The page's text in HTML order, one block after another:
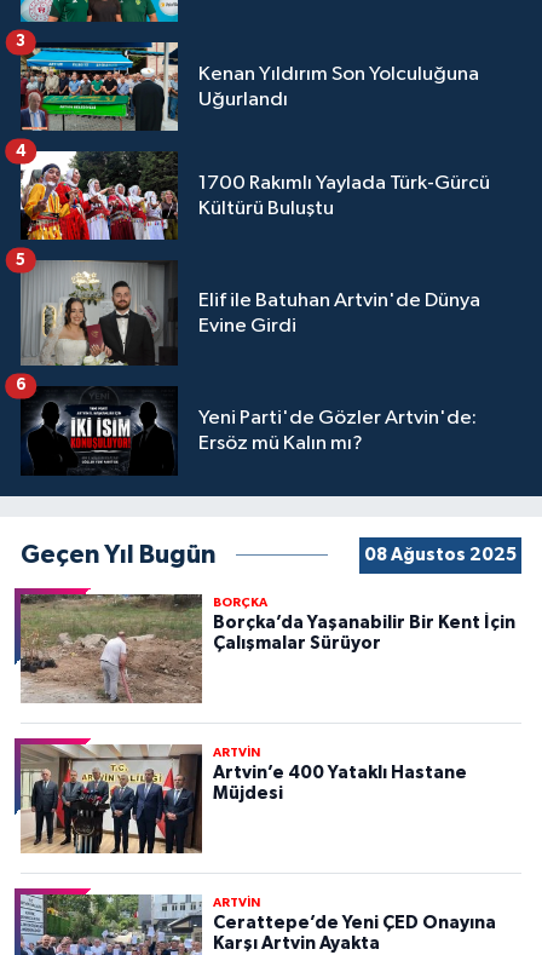
Kenan Yıldırım Son Yolculuğuna
Uğurlandı
3
1700 Rakımlı Yaylada Türk-Gürcü
Kültürü Buluştu
4
Elif ile Batuhan Artvin'de Dünya
Evine Girdi
5
Yeni Parti'de Gözler Artvin'de:
Ersöz mü Kalın mı?
6
Geçen Yıl Bugün 08 Ağustos 2025
BORÇKA
Borçka’da Yaşanabilir Bir Kent İçin
Çalışmalar Sürüyor
ARTVİN
Artvin’e 400 Yataklı Hastane
Müjdesi
ARTVİN
Cerattepe’de Yeni ÇED Onayına
Karşı Artvin Ayakta